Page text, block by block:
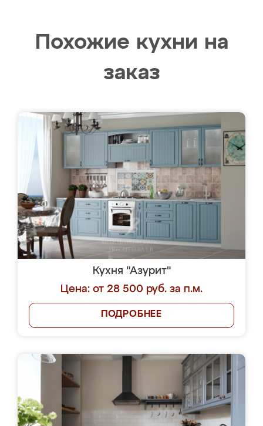
Похожие кухни на
заказ
Кухня "Азурит"
Цена: от 28 500 руб. за п.м.
ПОДРОБНЕЕ